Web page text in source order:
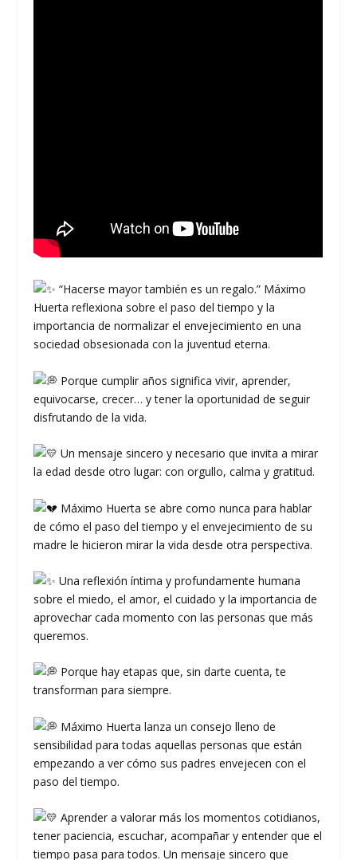
“Hacerse mayor también es un regalo.” Máximo
Huerta reflexiona sobre el paso del tiempo y la
importancia de normalizar el envejecimiento en una
sociedad obsesionada con la juventud eterna.
Porque cumplir años significa vivir, aprender,
equivocarse, crecer… y tener la oportunidad de seguir
disfrutando de la vida.
Un mensaje sincero y necesario que invita a mirar
la edad desde otro lugar: con orgullo, calma y gratitud.
Máximo Huerta se abre como nunca para hablar
de cómo el paso del tiempo y el envejecimiento de su
madre le hicieron mirar la vida desde otra perspectiva.
Una reflexión íntima y profundamente humana
sobre el miedo, el amor, el cuidado y la importancia de
aprovechar cada momento con las personas que más
queremos.
Porque hay etapas que, sin darte cuenta, te
transforman para siempre.
Máximo Huerta lanza un consejo lleno de
sensibilidad para todas aquellas personas que están
empezando a ver cómo sus padres envejecen con el
paso del tiempo.
Aprender a valorar más los momentos cotidianos,
tener paciencia, escuchar, acompañar y entender que el
tiempo pasa para todos. Un mensaje sincero que